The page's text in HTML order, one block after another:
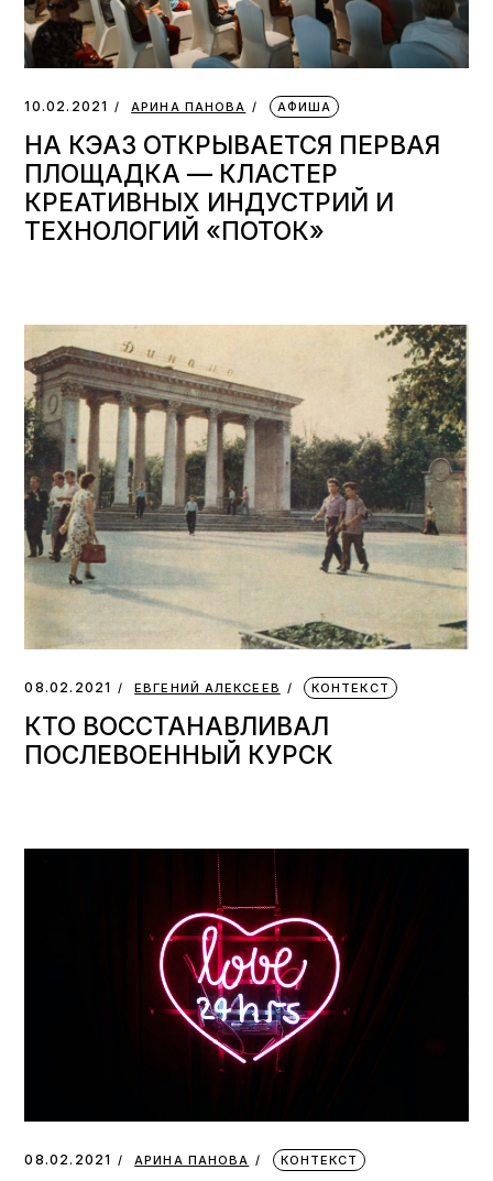
10.02.2021 АРИНА ПАНОВА АФИША
НА КЭАЗ ОТКРЫВАЕТСЯ ПЕРВАЯ
ПЛОЩАДКА — КЛАСТЕР
КРЕАТИВНЫХ ИНДУСТРИЙ И
ТЕХНОЛОГИЙ «ПОТОК»
08.02.2021 ЕВГЕНИЙ АЛЕКСЕЕВ КОНТЕКСТ
КТО ВОССТАНАВЛИВАЛ
ПОСЛЕВОЕННЫЙ КУРСК
08.02.2021 АРИНА ПАНОВА КОНТЕКСТ